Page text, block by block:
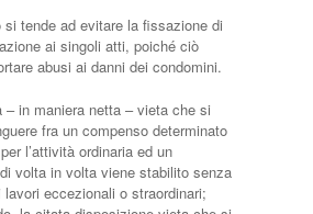
si tende ad evitare la fissazione di
ai singoli atti, poiché ciò
abusi ai danni dei condomini.
– in maniera netta – vieta che si
fra un compenso determinato
l’attività ordinaria ed un
volta in volta viene stabilito senza
eccezionali o straordinari;